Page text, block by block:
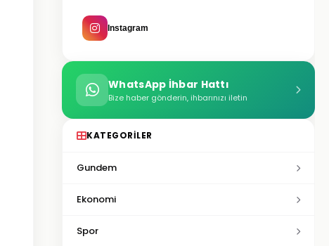
Instagram
WhatsApp İhbar Hattı
Bize haber gönderin, ihbarınızı iletin
KATEGORILER
Gundem
Ekonomi
Spor